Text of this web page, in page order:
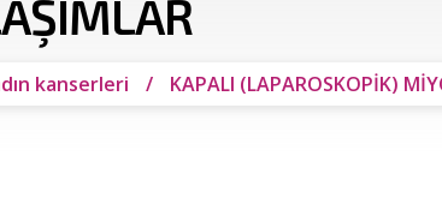
kanserleri / KAPALI (LAPAROSKOPİK)